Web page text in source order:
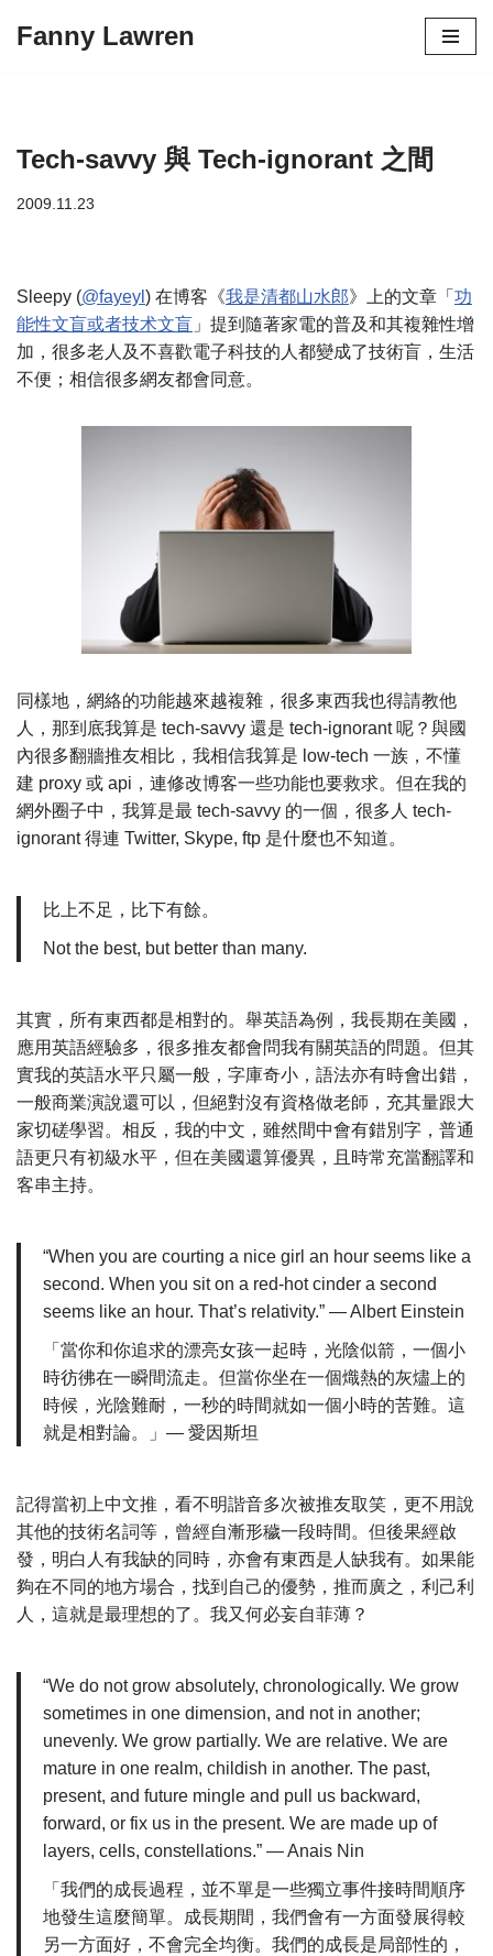
Fanny Lawren
Tech-savvy 與 Tech-ignorant 之間
2009.11.23
Sleepy (@fayeyl ) 在博客《我是清都山水郎》上的文章「 功
能性文盲或者技术文盲 」提到隨著家電的普及和其複雜性增
加，很多老人及不喜歡電子科技的人都變成了技術盲，生活
不便；相信很多網友都會同意。
同樣地，網絡的功能越來越複雜，很多東西我也得請教他
人，那到底我算是 tech-savvy 還是 tech-ignorant 呢？與國
內很多翻牆推友相比，我相信我算是 low-tech 一族，不懂
建 proxy 或 api，連修改博客一些功能也要救求。但在我的
網外圈子中，我算是最 tech-savvy 的一個，很多人 tech-
ignorant 得連 Twitter, Skype, ftp 是什麼也不知道。
比上不足，比下有餘。
Not the best, but better than many.
其實，所有東西都是相對的。舉英語為例，我長期在美國，
應用英語經驗多，很多推友都會問我有關英語的問題。但其
實我的英語水平只屬一般，字庫奇小，語法亦有時會出錯，
一般商業演說還可以，但絕對沒有資格做老師，充其量跟大
家切磋學習。相反，我的中文，雖然間中會有錯別字，普通
語更只有初級水平，但在美國還算優異，且時常充當翻譯和
客串主持。
“When you are courting a nice girl an hour seems like a
second. When you sit on a red-hot cinder a second
seems like an hour. That’s relativity.” — Albert Einstein
「當你和你追求的漂亮女孩一起時，光陰似箭，一個小
時彷彿在一瞬間流走。但當你坐在一個熾熱的灰燼上的
時候，光陰難耐，一秒的時間就如一個小時的苦難。這
就是相對論。」— 愛因斯坦
記得當初上中文推，看不明諧音多次被推友取笑，更不用說
其他的技術名詞等，曾經自漸形穢一段時間。但後果經啟
發，明白人有我缺的同時，亦會有東西是人缺我有。如果能
夠在不同的地方場合，找到自己的優勢，推而廣之，利己利
人，這就是最理想的了。我又何必妄自菲薄？
“We do not grow absolutely, chronologically. We grow
sometimes in one dimension, and not in another;
unevenly. We grow partially. We are relative. We are
mature in one realm, childish in another. The past,
present, and future mingle and pull us backward,
forward, or fix us in the present. We are made up of
layers, cells, constellations.” — Anais Nin
「我們的成長過程，並不單是一些獨立事件接時間順序
地發生這麼簡單。成長期間，我們會有一方面發展得較
另一方面好，不會完全均衡。我們的成長是局部性的，